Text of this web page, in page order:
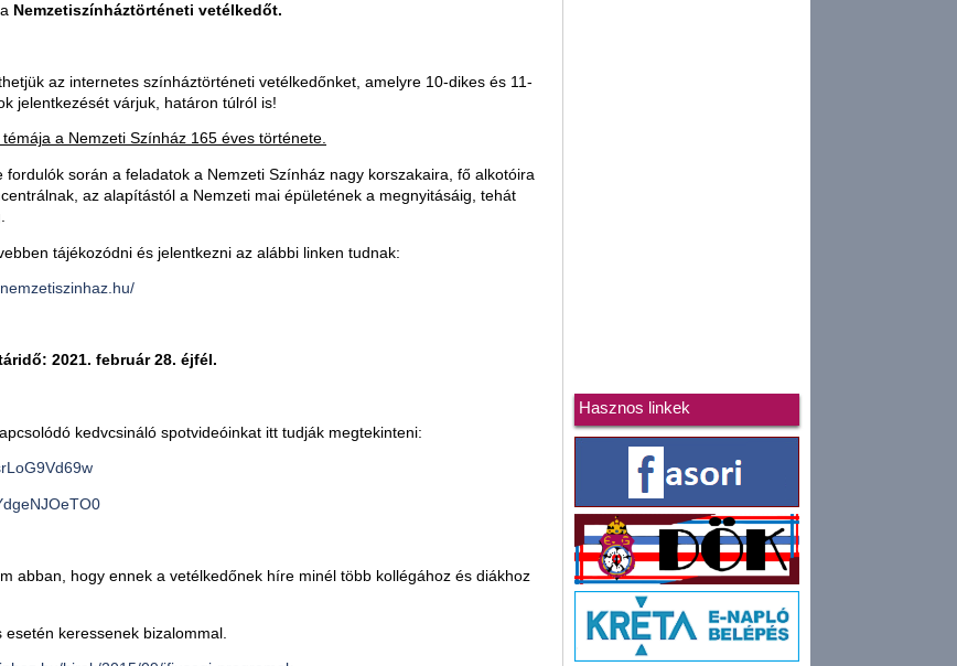
Nemzetiszínháztörténeti vetélkedőt.
az internetes színháztörténeti vetélkedőnket, amelyre 10-dikes és 11-
jelentkezését várjuk, határon túlról is!
a Nemzeti Színház 165 éves története.
fordulók során a feladatok a Nemzeti Színház nagy korszakaira, fő alkotóira
az alapítástól a Nemzeti mai épületének a megnyitásáig, tehát
tájékozódni és jelentkezni az alábbi linken tudnak:
2021. február 28. éjfél.
kedvcsináló spotvideóinkat itt tudják megtekinteni:
abban, hogy ennek a vetélkedőnek híre minél több kollégához és diákhoz
esetén keressenek bizalommal.
Hasznos linkek